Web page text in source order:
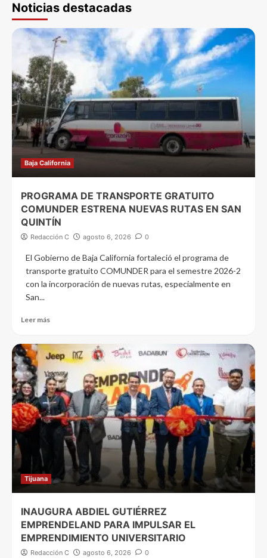
Noticias destacadas
Baja California
PROGRAMA DE TRANSPORTE GRATUITO
COMUNDER ESTRENA NUEVAS RUTAS EN SAN
QUINTÍN
Redacción C agosto 6, 2026 0
El Gobierno de Baja California fortaleció el programa de
transporte gratuito COMUNDER para el semestre 2026-2
con la incorporación de nuevas rutas, especialmente en
San...
Leer más
Tijuana
INAUGURA ABDIEL GUTIÉRREZ
EMPRENDELAND PARA IMPULSAR EL
EMPRENDIMIENTO UNIVERSITARIO
Redacción C agosto 6, 2026 0